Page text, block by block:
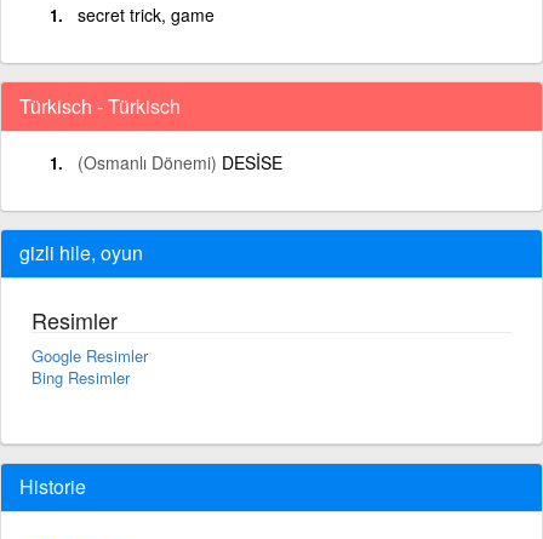
secret trick, game
Türkisch - Türkisch
(Osmanlı Dönemi) DESİSE
gizli hile, oyun
Resimler
Google Resimler
Bing Resimler
Historie